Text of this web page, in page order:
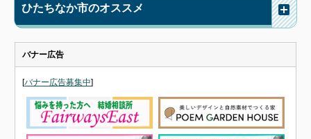
ひたちなか市のオススメ
バナー広告
[バナー広告募集中]